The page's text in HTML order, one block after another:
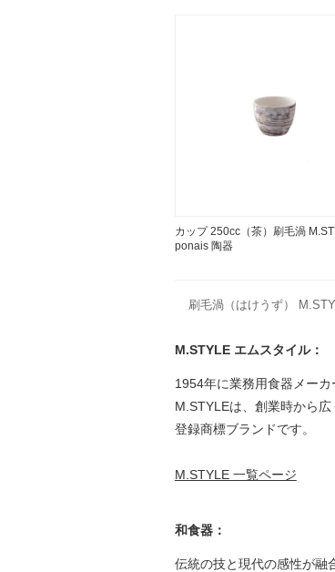
カップ 250cc（茶）刷毛渦
ponais 陶器
刷毛渦（はけうず）
M.STYLE エムスタイル：
1954年に業務用食器メーカ
M.STYLEは、創業時から
登録商標ブランドです。
M.STYLE 一覧ページ
和食器：
伝統の技と現代の感性が融